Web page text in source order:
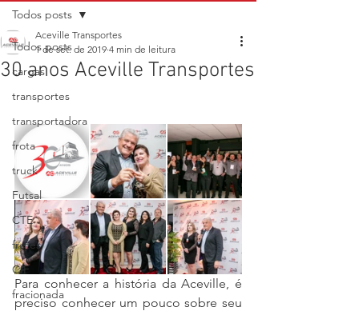
Todos posts
cargas
transportes
transportadora
frota
truck
Futsal
CTE
fretes
CIF
fracionada
Todos posts
30 anos Aceville Transportes
Aceville Transportes
1 de set. de 2019 4 min de leitura
Para conhecer a história da Aceville, é
preciso conhecer um pouco sobre seu